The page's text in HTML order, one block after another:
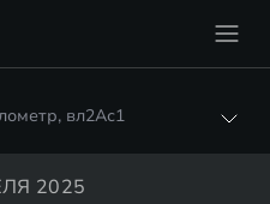
вл2Ас1
2025